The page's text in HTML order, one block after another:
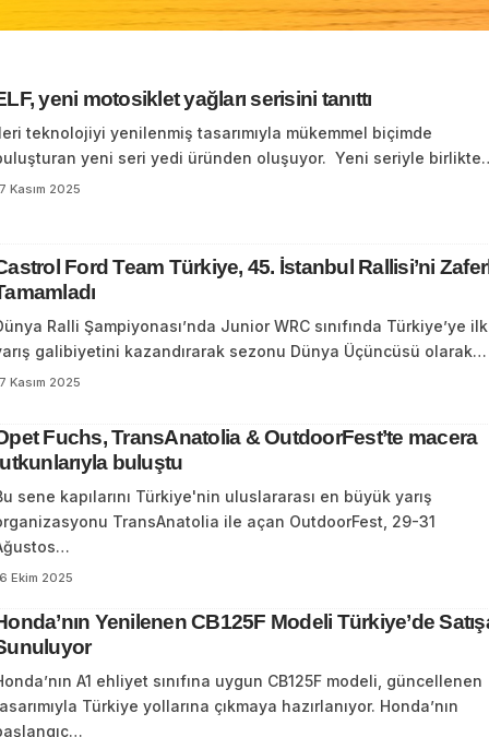
yeni motosiklet yağları serisini tanıttı
teknolojiyi yenilenmiş tasarımıyla mükemmel biçimde
yeni seri yedi üründen oluşuyor. Yeni seriyle
Kasım 2025
Ford Team Türkiye, 45. İstanbul Rallisi’ni
Ralli Şampiyonası’nda Junior WRC sınıfında Türkiye’ye ilk
galibiyetini kazandırarak sezonu Dünya Üçüncüsü olarak…
Kasım 2025
Fuchs, TransAnatolia & OutdoorFest’te macera
buluştu
sene kapılarını Türkiye'nin uluslararası en büyük yarış
TransAnatolia ile açan OutdoorFest, 29-31
Ekim 2025
Yenilenen CB125F Modeli Türkiye’de
A1 ehliyet sınıfına uygun CB125F modeli, güncellenen
Türkiye yollarına çıkmaya hazırlanıyor. Honda’nın